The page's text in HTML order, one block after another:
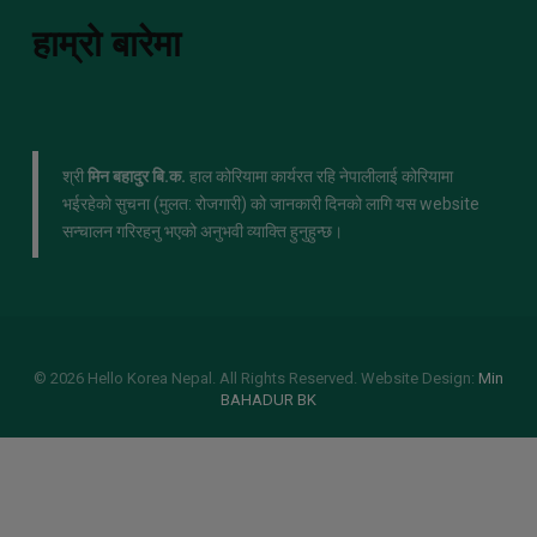
हाम्रो बारेमा
श्रीमिन बहादुर बि.क. हाल कोरियामा कार्यरत रहि नेपालीलाई कोरियामा
भईरहेको सुचना (मुलत: रोजगारी) को जानकारी दिनको लागि यस website
सन्चालन गरिरहनु भएको अनुभवी व्याक्ति हुनुहुन्छ।
© 2026 Hello Korea Nepal. All Rights Reserved. Website Design: Min
BAHADUR BK